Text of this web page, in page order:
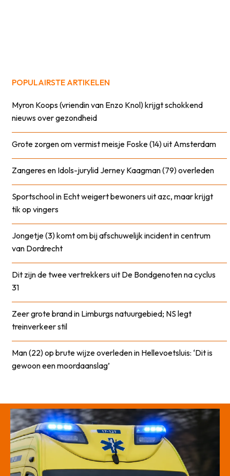
POPULAIRSTE ARTIKELEN
Myron Koops (vriendin van Enzo Knol) krijgt schokkend
nieuws over gezondheid
Grote zorgen om vermist meisje Foske (14) uit Amsterdam
Zangeres en Idols-jurylid Jerney Kaagman (79) overleden
Sportschool in Echt weigert bewoners uit azc, maar krijgt
tik op vingers
Jongetje (3) komt om bij afschuwelijk incident in centrum
van Dordrecht
Dit zijn de twee vertrekkers uit De Bondgenoten na cyclus
31
Zeer grote brand in Limburgs natuurgebied; NS legt
treinverkeer stil
Man (22) op brute wijze overleden in Hellevoetsluis: ‘Dit is
gewoon een moordaanslag’